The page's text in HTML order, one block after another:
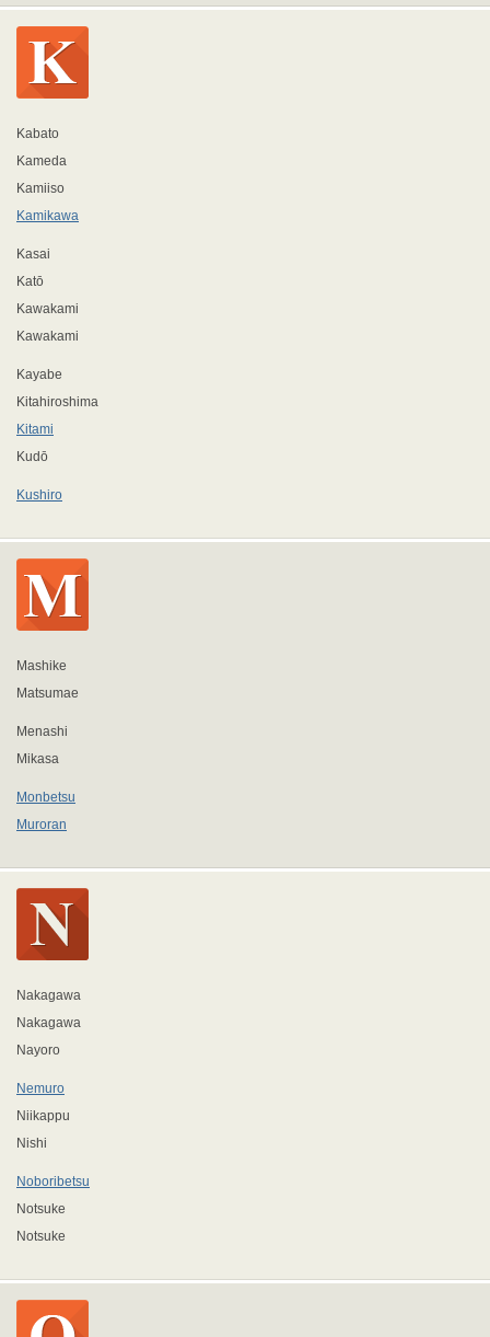
Kabato
Kameda
Kamiiso
Kamikawa
Kasai
Katō
Kawakami
Kawakami
Kayabe
Kitahiroshima
Kitami
Kudō
Kushiro
Mashike
Matsumae
Menashi
Mikasa
Monbetsu
Muroran
Nakagawa
Nakagawa
Nayoro
Nemuro
Niikappu
Nishi
Noboribetsu
Notsuke
Notsuke